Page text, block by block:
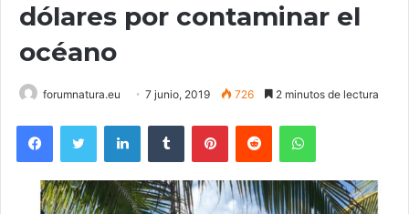
dólares por contaminar el
océano
forumnatura.eu 7 junio, 2019 726 2 minutos de lectura
FacebookTwitter LinkedInTumblr PinterestReddit WhatsApp